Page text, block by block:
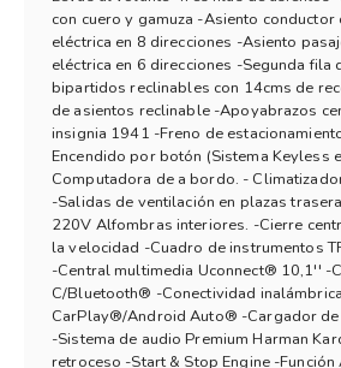
con cuero y gamuza -Asiento conductor
eléctrica en 8 direcciones -Asiento
eléctrica en 6 direcciones -Segunda fila
bipartidos reclinables con 14cms de
de asientos reclinable -Apoyabrazos
insignia 1941 -Freno de
Encendido por botón (Sistema Keyless
Computadora de a bordo. -
-Salidas de ventilación en plazas
220V Alfombras interiores. -Cierre
la velocidad -Cuadro de instrumentos
-Central multimedia Uconnect® 10,1'' -
C/Bluetooth® -Conectividad
CarPlay®/Android Auto® -Cargador
-Sistema de audio Premium Harman
retroceso -Start & Stop Engine -